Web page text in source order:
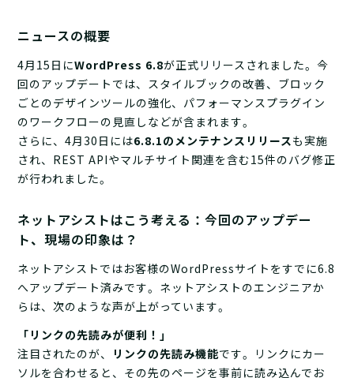
ニュースの概要
4月15日にWordPress 6.8が正式リリースされました。今
回のアップデートでは、スタイルブックの改善、ブロック
ごとのデザインツールの強化、パフォーマンスプラグイン
のワークフローの見直しなどが含まれます。
さらに、4月30日には6.8.1のメンテナンスリリースも実施
され、REST APIやマルチサイト関連を含む15件のバグ修正
が行われました。
ネットアシストはこう考える：今回のアップデー
ト、現場の印象は？
ネットアシストではお客様のWordPressサイトをすでに6.8
へアップデート済みです。ネットアシストのエンジニアか
らは、次のような声が上がっています。
「リンクの先読みが便利！」
注目されたのが、
リンクの先読み機能です。リンクにカー
ソルを合わせると、その先のページを事前に読み込んでお